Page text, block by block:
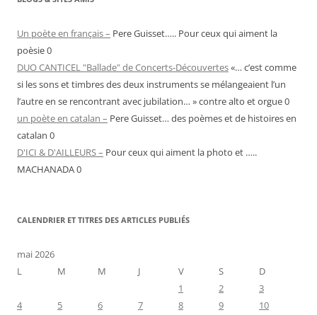
Un poète en français – Pere Guisset….. Pour ceux qui aiment la
poèsie 0
DUO CANTICEL "Ballade" de Concerts-Découvertes«… c’est comme
si les sons et timbres des deux instruments se mélangeaient l’un
l’autre en se rencontrant avec jubilation… » contre alto et orgue 0
un poète en catalan – Pere Guisset… des poèmes et de histoires en
catalan 0
D'ICI & D'AILLEURS – Pour ceux qui aiment la photo et …..
MACHANADA 0
CALENDRIER ET TITRES DES ARTICLES PUBLIÉS
mai 2026
L
M M J V S
D
1
2
3
4
5 6 7 8 9
10